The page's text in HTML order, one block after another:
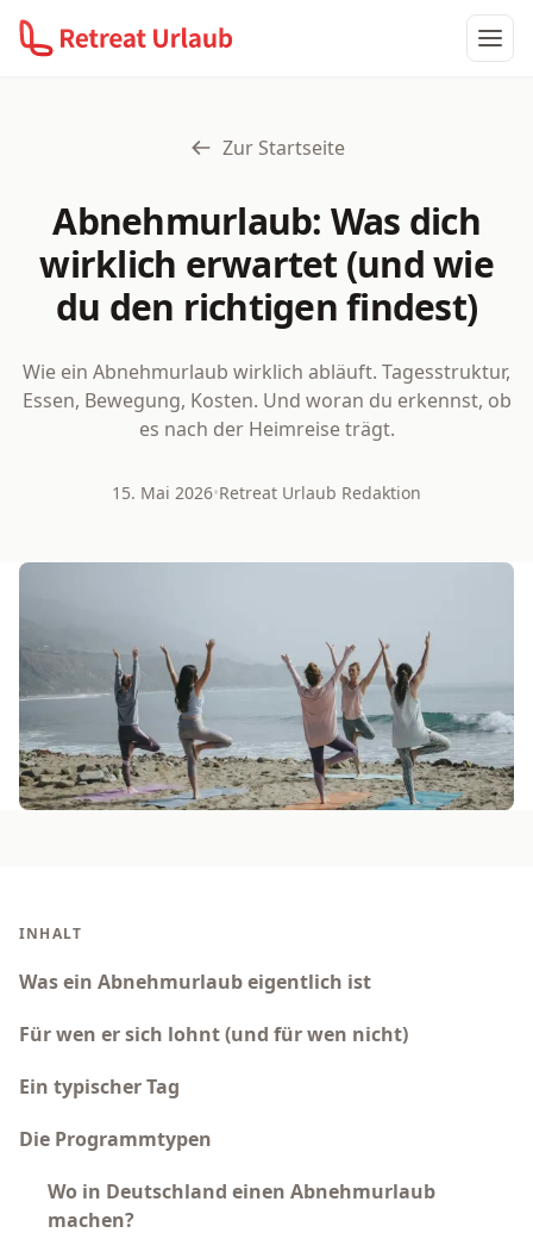
Zur Startseite
Abnehmurlaub: Was dich
wirklich erwartet (und wie
du den richtigen findest)
Wie ein Abnehmurlaub wirklich abläuft. Tagesstruktur,
Essen, Bewegung, Kosten. Und woran du erkennst, ob
es nach der Heimreise trägt.
15. Mai 2026•Retreat Urlaub Redaktion
INHALT
Was ein Abnehmurlaub eigentlich ist
Für wen er sich lohnt (und für wen nicht)
Ein typischer Tag
Die Programmtypen
Wo in Deutschland einen Abnehmurlaub
machen?